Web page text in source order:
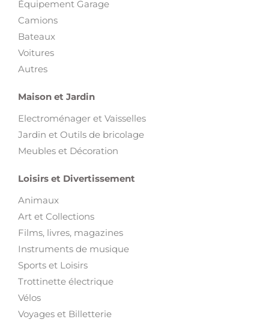
Équipement Garage
Camions
Bateaux
Voitures
Autres
Maison et Jardin
Electroménager et Vaisselles
Jardin et Outils de bricolage
Meubles et Décoration
Loisirs et Divertissement
Animaux
Art et Collections
Films, livres, magazines
Instruments de musique
Sports et Loisirs
Trottinette électrique
Vélos
Voyages et Billetterie